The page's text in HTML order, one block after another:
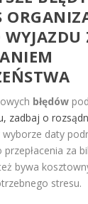
błędów
zadbaj o
wyborze daty
za
bywa
stresu.